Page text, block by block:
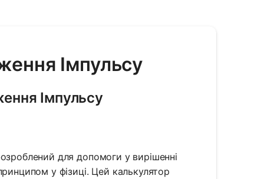
Імпульсу
Імпульсу
для допомоги у вирішенні
у фізиці. Цей калькулятор